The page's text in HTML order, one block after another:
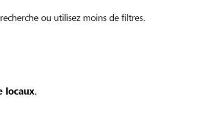
ou utilisez moins de filtres.
locaux.